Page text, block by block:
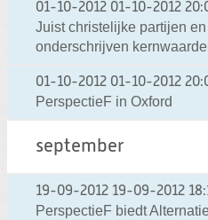
01-10-2012 01-10-2012
Juist christelijke partijen
onderschrijven
01-10-2012 01-10-2012
PerspectieF in Oxford
september
19-09-2012 19-09-2012
PerspectieF biedt